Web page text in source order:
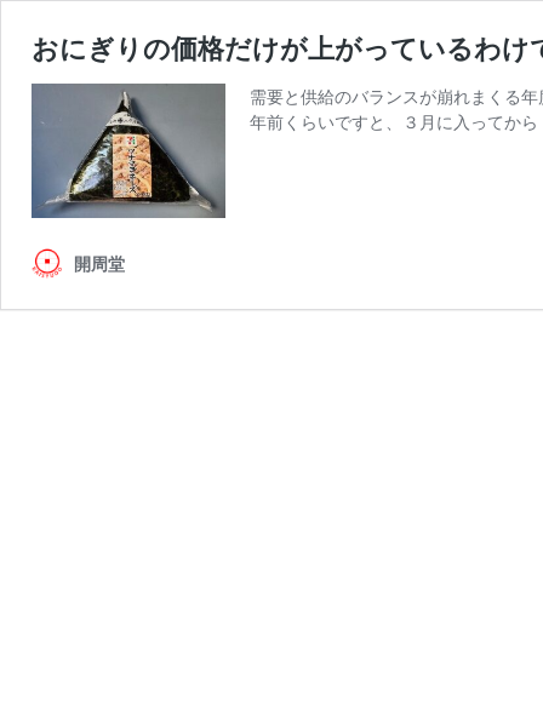
おにぎりの価格だけが上がっているわ
需要と供給のバランスが崩れまくる
年前くらいですと、３月に入ってか
開周堂